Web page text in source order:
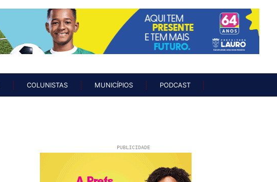
COLUNISTAS MUNICÍPIOS PODCAST
PUBLICIDADE